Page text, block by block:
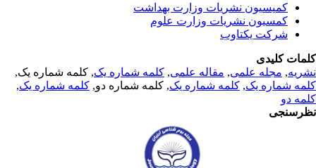
کمیسیون نشریات وزارت بهداشت
کمسیون نشریات وزارت علوم
شرکت یکتاوب
کلیدی
,مجله علمی, مقاله علمی, کلمه شماره یک, کلمه شماره یک,
شماره یک,کلمه شماره یک, کلمه شماره دو,کلمه شماره یک,
دو